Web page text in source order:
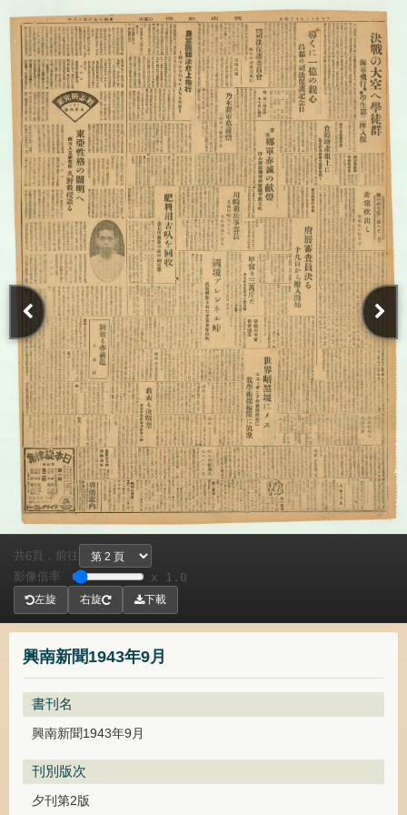
興南新聞1943年9月
書刊名
興南新聞1943年9月
刊別版次
夕刊第2版
共 6頁， 前往
影像倍率
x 1.0
左旋 右旋 下載